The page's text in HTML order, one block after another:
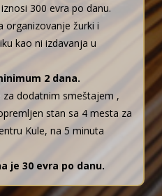
300 evra po danu.
organizovanje žurki i
kao ni izdavanja u
2 dana.
dodatnim smeštajem ,
stan sa 4 mesta za
Kule, na 5 minuta
je 30 evra po danu.